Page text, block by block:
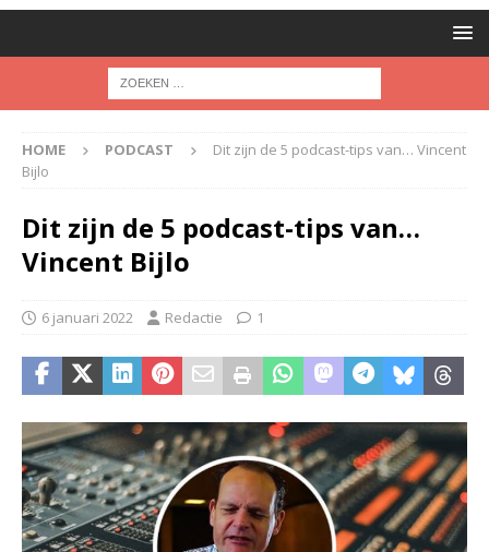
HOME PODCAST
Dit zijn de 5 podcast-tips van… Vincent
Bijlo
Dit zijn de 5 podcast-tips van…
Vincent Bijlo
6 januari 2022 Redactie 1